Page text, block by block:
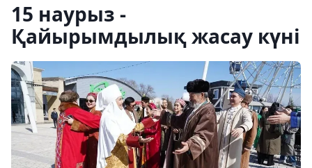
15 наурыз -
Қайырымдылық жасау күні